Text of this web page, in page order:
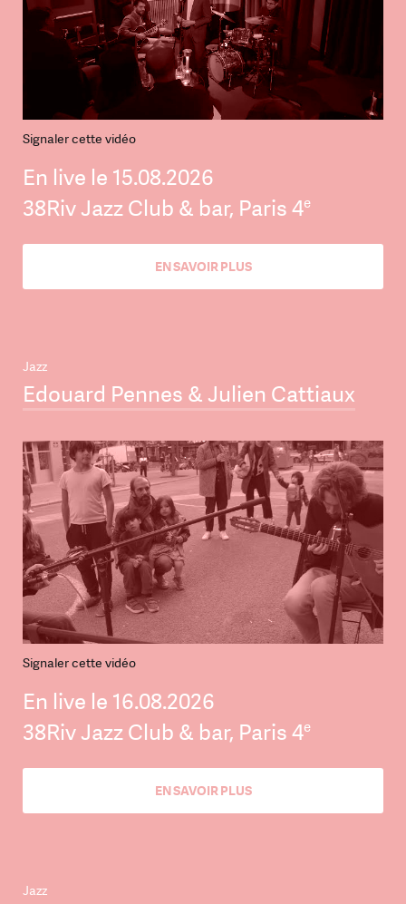
Signaler cette vidéo
En live le 15.08.2026
38Riv Jazz Club & bar, Paris 4e
EN SAVOIR PLUS
Jazz
Edouard Pennes & Julien Cattiaux
Signaler cette vidéo
En live le 16.08.2026
38Riv Jazz Club & bar, Paris 4e
EN SAVOIR PLUS
Jazz